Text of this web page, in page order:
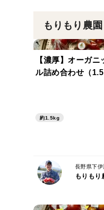
もりもり農
【濃厚】オーガ
ル詰め合わせ（1.5
約1.5kg
長野県下
もりもり